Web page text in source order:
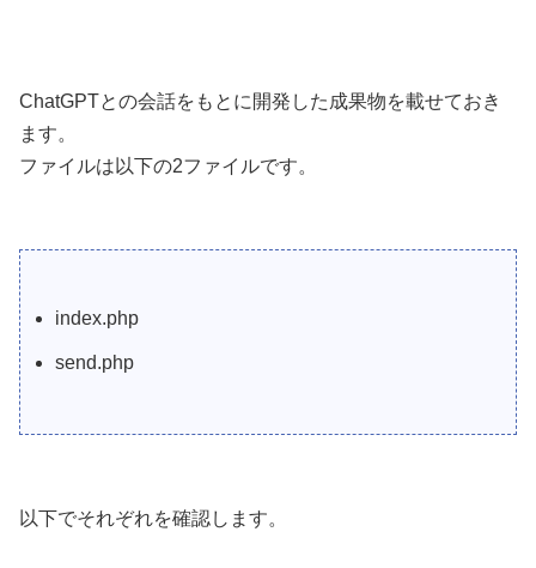
ChatGPTとの会話をもとに開発した成果物を載せておき
ます。
ファイルは以下の2ファイルです。
index.php
send.php
以下でそれぞれを確認します。